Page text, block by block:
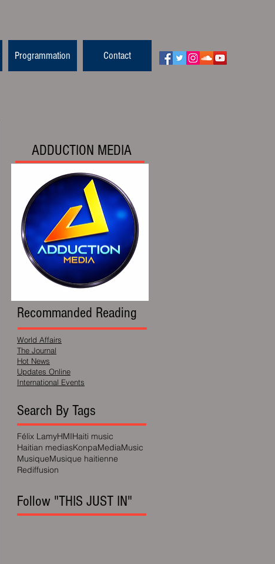
Programmation Contact
ADDUCTION MEDIA
Recommanded Reading
World Affairs
The Journal
Hot News
Updates Online
International Events
Search By Tags
Félix LamyHMIHaiti music
Haitian mediasKonpaMediaMusic
MusiqueMusique haitienne
Rediffusion
Follow "THIS JUST IN"